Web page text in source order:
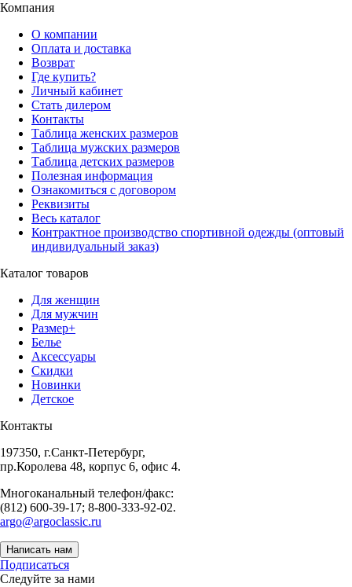
Компания
О компании
Оплата и доставка
Возврат
Где купить?
Личный кабинет
Стать дилером
Контакты
Таблица женских размеров
Таблица мужских размеров
Таблица детских размеров
Полезная информация
Ознакомиться с договором
Реквизиты
Весь каталог
Контрактное производство спортивной одежды (оптовый
индивидуальный заказ)
Каталог товаров
Для женщин
Для мужчин
Размер+
Белье
Аксессуары
Скидки
Новинки
Детское
Контакты
197350, г.Санкт-Петербург,
пр.Королева 48, корпус 6, офис 4.
Многоканальный телефон/факс:
(812) 600-39-17; 8-800-333-92-02.
argo@argoclassic.ru
Написать нам
Подписаться
Следуйте за нами